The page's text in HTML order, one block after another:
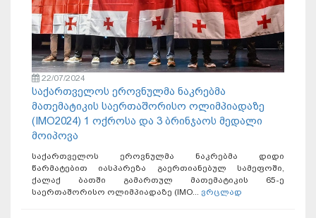
22/07/2024
საქართველოს ეროვნულმა ნაკრებმა
მათემატიკის საერთაშორისო ოლიმპიადაზე
(IMO2024) 1 ოქროსა და 3 ბრინჯაოს მედალი
მოიპოვა
საქართველოს ეროვნულმა ნაკრებმა დიდი
წარმატებით იასპარეზა გაერთიანებულ სამეფოში,
ქალაქ ბათში გამართულ მათემატიკის 65-ე
საერთაშორისო ოლიმპიადაზე (IMO... ვრცლად